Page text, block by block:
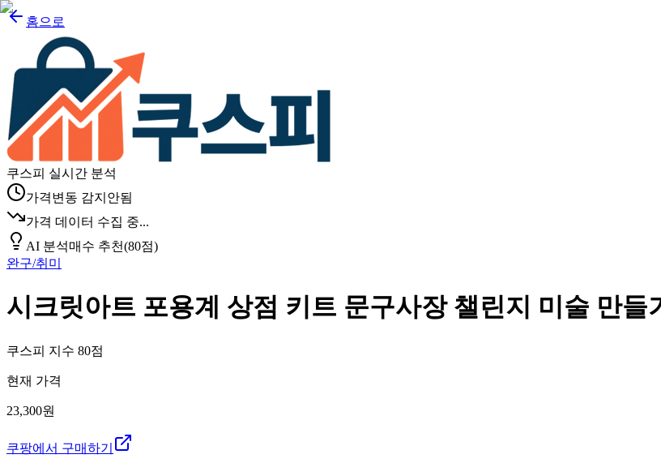
홈으로
쿠스피 실시간 분석
가격변동 감지안됨
가격 데이터 수집 중...
AI 분석매수 추천(80점)
완구/취미
시크릿아트 포용계 상점 키트 문구사장 챌린지 미술 만들
쿠스피 지수 80점
현재 가격
23,300원
쿠팡에서 구매하기